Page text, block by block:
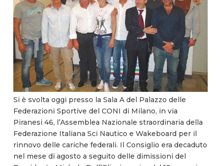
Si è svolta oggi presso la Sala A del Palazzo delle
Federazioni Sportive del CONI di Milano, in via
Piranesi 46, l’Assemblea Nazionale straordinaria della
Federazione Italiana Sci Nautico e Wakeboard per il
rinnovo delle cariche federali. Il Consiglio era decaduto
nel mese di agosto a seguito delle dimissioni del